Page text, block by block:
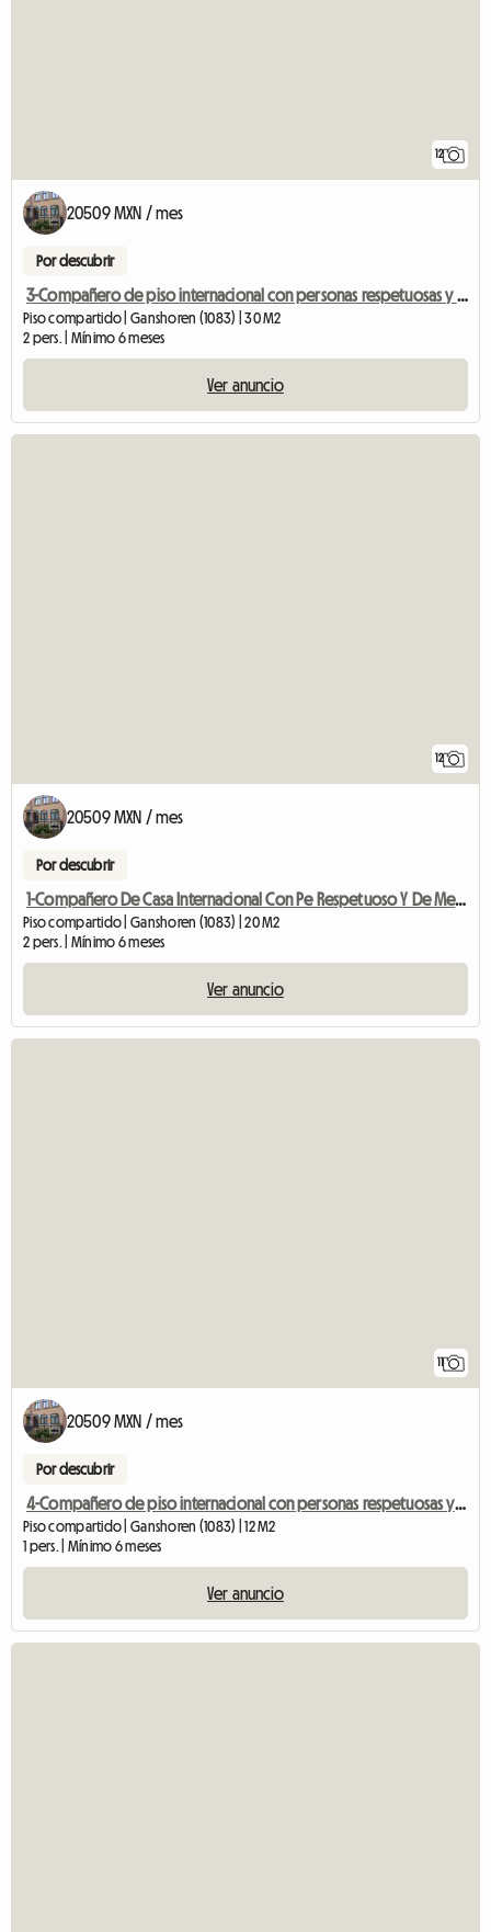
12
20509 MXN / mes
Por descubrir
3-Compañero de piso internacional con personas respetuosas y de mente abierta
Piso compartido | Ganshoren (1083) | 30 M2
2 pers. | Mínimo 6 meses
Ver anuncio
12
20509 MXN / mes
Por descubrir
1-Compañero De Casa Internacional Con Pe Respetuoso Y De Mente Abierta
Piso compartido | Ganshoren (1083) | 20 M2
2 pers. | Mínimo 6 meses
Ver anuncio
11
20509 MXN / mes
Por descubrir
4-Compañero de piso internacional con personas respetuosas y de mente abierta
Piso compartido | Ganshoren (1083) | 12 M2
1 pers. | Mínimo 6 meses
Ver anuncio